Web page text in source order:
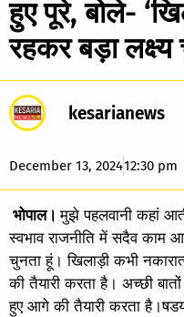
हुए पूरे, बोले-
रहकर बड़ा लक्ष्य
kesarianews
December 13, 202412:30 pm
भोपाल।मुझे पहलवानी कहां
स्वभाव राजनीति में सदैव काम
चुनता हूं। खिलाड़ी कभी
की तैयारी करता है। अच्छी
हुए आगे की तैयारी करता